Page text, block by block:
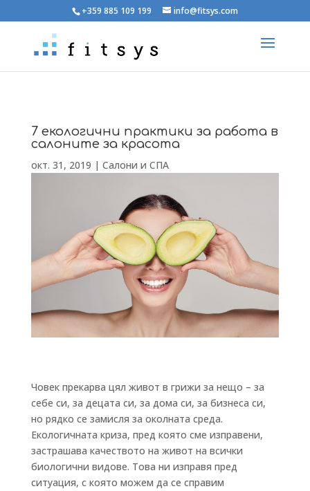
+359 885 109 199 info@fitsys.com
7 екологични практики за работа в
салоните за красота
окт. 31, 2019 | Салони и СПА
Човек прекарва цял живот в грижи за нещо – за
себе си, за децата си, за дома си, за бизнеса си,
но рядко се замисля за околната среда.
Екологичната криза, пред която сме изправени,
застрашава качеството на живот на всички
биологични видове. Това ни изправя пред
ситуация, с която можем да се справим